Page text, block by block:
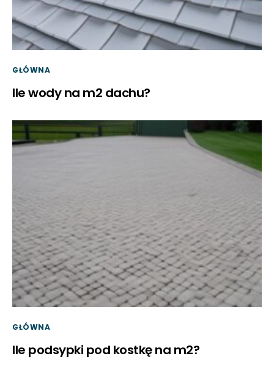
GŁÓWNA
Ile wody na m2 dachu?
GŁÓWNA
Ile podsypki pod kostkę na m2?